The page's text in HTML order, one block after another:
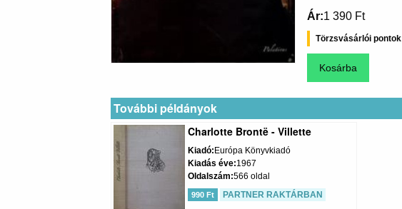
Ár 1 390 Ft
Törzsvásárlói pontok
További példányok
Charlotte Brontë - Villette
Kiadó Európa Könyvkiadó
Kiadás éve 1967
Oldalszám 566 oldal
990 Ft PARTNER RAKTÁRBAN